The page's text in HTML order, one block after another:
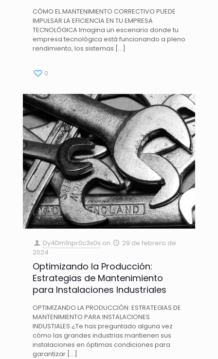
CÓMO EL MANTENIMIENTO CORRECTIVO PUEDE
IMPULSAR LA EFICIENCIA EN TU EMPRESA
TECNOLÓGICA Imagina un escenario donde tu
empresa tecnológica está funcionando a pleno
rendimiento, los sistemas […]
0
Dy4Dm1npr0c3s0s on
29 de febrero de
2024
Optimizando la Producción:
Estrategias de Mantenimiento
para Instalaciones Industriales
OPTIMIZANDO LA PRODUCCIÓN: ESTRATEGIAS DE
MANTENIMIENTO PARA INSTALACIONES
INDUSTIALES ¿Te has preguntado alguna vez
cómo las grandes industrias mantienen sus
instalaciones en óptimas condiciones para
garantizar[…]